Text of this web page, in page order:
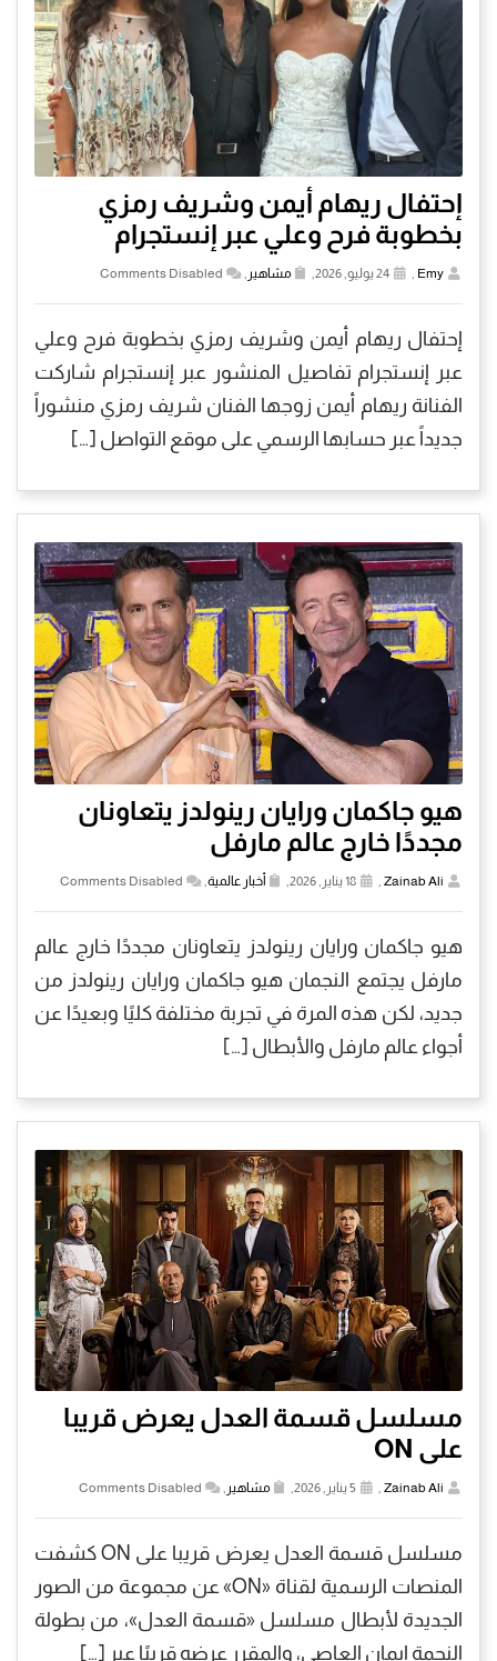
إحتفال ريهام أيمن وشريف رمزي
بخطوبة فرح وعلي عبر إنستجرام
Emy
, مشاهير ,
Comments Disabled
إحتفال ريهام أيمن وشريف رمزي بخطوبة فرح وعلي
عبر إنستجرام تفاصيل المنشور عبر إنستجرام شاركت
الفنانة ريهام أيمن زوجها الفنان شريف رمزي منشوراً
جديداً عبر حسابها الرسمي على موقع التواصل […]
هيو جاكمان ورايان رينولدز يتعاونان
مجددًا خارج عالم مارفل
Zainab Ali
, أخبار عالمية,
Comments Disabled
هيو جاكمان ورايان رينولدز يتعاونان مجددًا خارج عالم
مارفل يجتمع النجمان هيو جاكمان ورايان رينولدز من
جديد، لكن هذه المرة في تجربة مختلفة كليًا وبعيدًا عن
أجواء عالم مارفل والأبطال […]
مسلسل قسمة العدل يعرض قريبا
على ON
Zainab Ali
, مشاهير ,
Comments Disabled
مسلسل قسمة العدل يعرض قريبا على ON كشفت
المنصات الرسمية لقناة «ON» عن مجموعة من الصور
الجديدة لأبطال مسلسل «قسمة العدل»، من بطولة
النجمة إيمان العاصي، والمقرر عرضه قريبًا عبر […]